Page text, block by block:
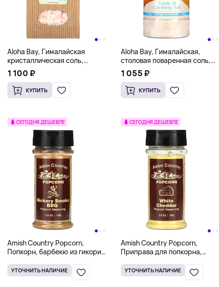
Aloha Bay, Гималайская
кристаллическая соль,
грубого помола, 510 г (18
унций)
1 100 ₽
КУПИТЬ
Aloha Bay, Гималайская,
столовая поваренная соль,
мелкие кристаллы, 15 унций
(425 г)
1 055 ₽
КУПИТЬ
СЕГОДНЯ ДЕШЕВЛЕ
Amish Country Popcorn,
Попкорн, барбекю из гикори,
УТОЧНИТЬ НАЛИЧИЕ
СЕГОДНЯ ДЕШЕВЛЕ
Amish Country Popcorn,
Приправа для попкорна,
унции)
УТОЧНИТЬ НАЛИЧИЕ